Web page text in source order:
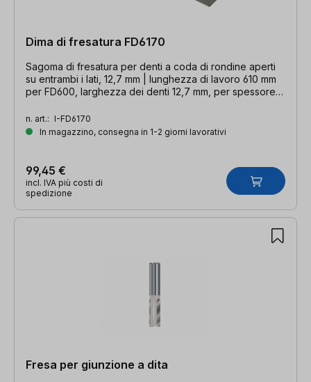
Dima di fresatura FD6170
Sagoma di fresatura per denti a coda di rondine aperti
su entrambi i lati, 12,7 mm | lunghezza di lavoro 610 mm
per FD600, larghezza dei denti 12,7 mm, per spessore
a 19 mm
n. art.: I-FD6170
In magazzino, consegna in 1-2 giorni lavorativi
99,45 €
incl. IVA più costi di
spedizione
Fresa per giunzione a dita